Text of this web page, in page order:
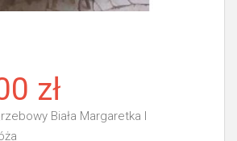
zł
Biała Margaretka I